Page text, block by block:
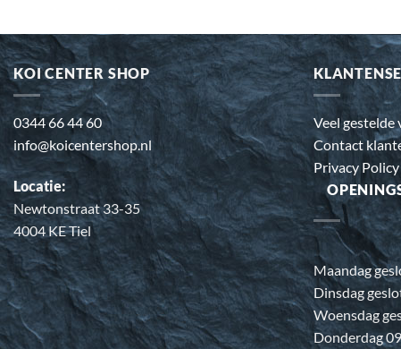
KOI CENTER SHOP
0344 66 44 60
info@koicentershop.nl
Locatie:
Newtonstraat 33-35
4004 KE Tiel
Veel gestelde
Contact
Privacy Policy
Maandag
Dinsdag
Woensdag
Donderdag